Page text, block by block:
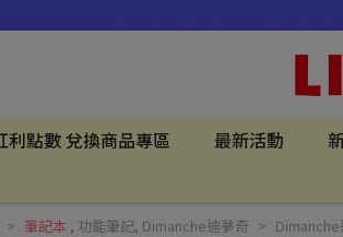
利點數 兌換商品專區 最新活動
筆記本 , 功能筆記, Dimanche迪夢奇